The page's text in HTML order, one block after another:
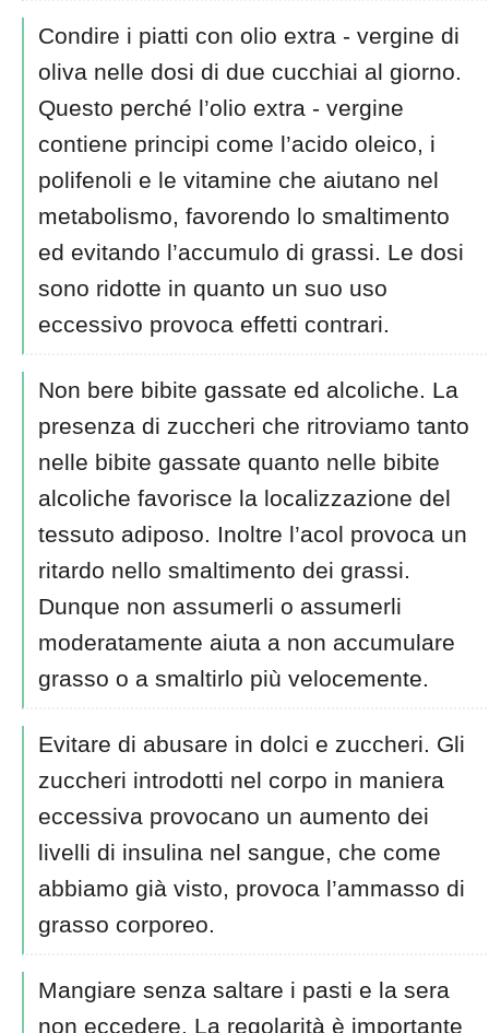
Condire i piatti con olio extra - vergine di
oliva nelle dosi di due cucchiai al giorno.
Questo perché l’olio extra - vergine
contiene principi come l’acido oleico, i
polifenoli e le vitamine che aiutano nel
metabolismo, favorendo lo smaltimento
ed evitando l’accumulo di grassi. Le dosi
sono ridotte in quanto un suo uso
eccessivo provoca effetti contrari.
Non bere bibite gassate ed alcoliche. La
presenza di zuccheri che ritroviamo tanto
nelle bibite gassate quanto nelle bibite
alcoliche favorisce la localizzazione del
tessuto adiposo. Inoltre l’acol provoca un
ritardo nello smaltimento dei grassi.
Dunque non assumerli o assumerli
moderatamente aiuta a non accumulare
grasso o a smaltirlo più velocemente.
Evitare di abusare in dolci e zuccheri. Gli
zuccheri introdotti nel corpo in maniera
eccessiva provocano un aumento dei
livelli di insulina nel sangue, che come
abbiamo già visto, provoca l’ammasso di
grasso corporeo.
Mangiare senza saltare i pasti e la sera
non eccedere. La regolarità è importante